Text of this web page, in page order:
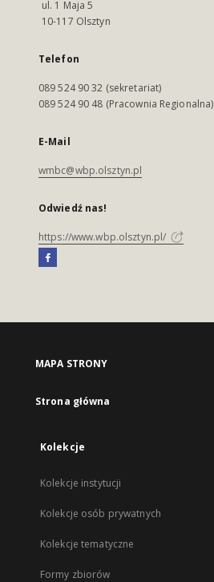
ul. 1 Maja 5
10-117 Olsztyn
Telefon
089 524 90 32 (sekretariat)
089 524 90 48 (Pracownia Regionalna)
E-Mail
wmbc@wbp.olsztyn.pl
Odwiedź nas!
https://www.wbp.olsztyn.pl/
MAPA STRONY
Strona główna
Kolekcje
Kolekcje instytucji
Kolekcje osób prywatnych
Kolekcje tematyczne
Formy zbiorów